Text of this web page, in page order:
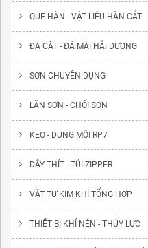
QUE HÀN - VẬT LIỆU HÀN CẮT
ĐÁ CẮT - ĐÁ MÀI HẢI DƯƠNG
SƠN CHUYÊN DỤNG
LĂN SƠN - CHỔI SƠN
KEO - DUNG MÔI RP7
DÂY THÍT - TÚI ZIPPER
VẬT TƯ KIM KHÍ TỔNG HỢP
THIẾT BỊ KHÍ NÉN - THỦY LỰC